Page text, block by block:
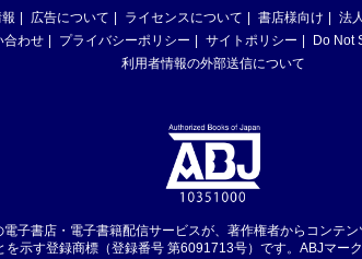
広告について ライセンスについて 書店様向け 法
合わせ プライバシーポリシー サイトポリシー
Do Not
利用者情報の外部送信について
子書店・電子書籍配信サービスが、著作権者からコンテ
を示す登録商標（登録番号 第6091713号）です。ABJマー